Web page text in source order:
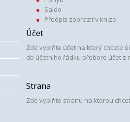
Saldo
Předpis zobrazit v knize
Účet
Zde vyplňte účet na který chcete
do účetního řádku přebere účet
Strana
Zde vyplňte stranu na kterou